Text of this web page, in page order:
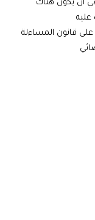
ان يكون هناك
قانون المساءلة